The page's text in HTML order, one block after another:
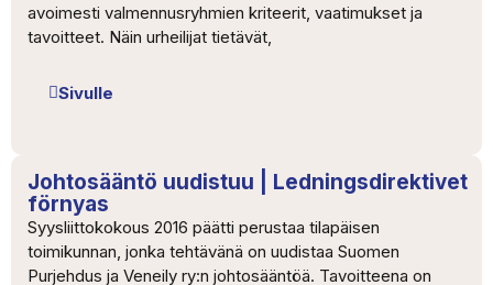
avoimesti valmennusryhmien kriteerit, vaatimukset ja
tavoitteet. Näin urheilijat tietävät,
Sivulle
Johtosääntö uudistuu | Ledningsdirektivet
förnyas
Syysliittokokous 2016 päätti perustaa tilapäisen
toimikunnan, jonka tehtävänä on uudistaa Suomen
Purjehdus ja Veneily ry:n johtosääntöä. Tavoitteena on